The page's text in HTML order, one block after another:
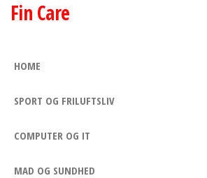
SkipFin Care
HOME
SPORT OG FRILUFTSLIV
COMPUTER OG IT
MAD OG SUNDHED